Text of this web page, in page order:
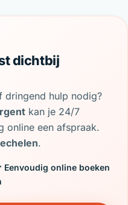
dichtbij
dringend hulp nodig?
kan je 24/7
online een afspraak.
.
Eenvoudig online boeken